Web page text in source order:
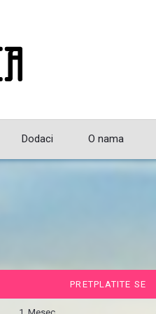
Dodaci O nama
PRETPLATITE SE